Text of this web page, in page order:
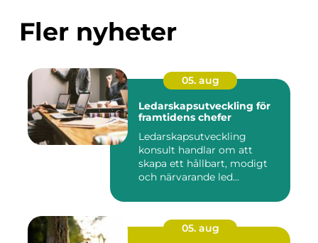
Fler nyheter
05. aug
Ledarskapsutveckling för
framtidens chefer
Ledarskapsutveckling
konsult handlar om att
skapa ett hållbart, modigt
och närvarande led...
05. aug